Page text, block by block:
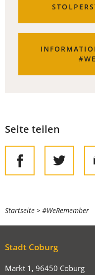
EINEM
Seite teilen
Sie
befinden
sich
Startseite #WeRemember
Stadt Coburg
Markt 1, 96450 Coburg